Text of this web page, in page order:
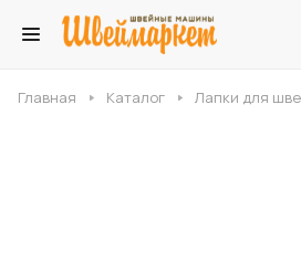
Главная Каталог Лапки для